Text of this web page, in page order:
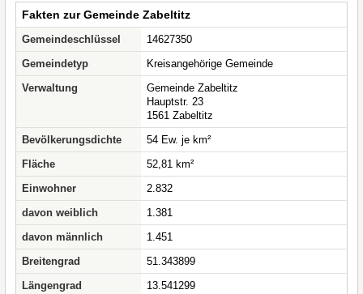
Fakten zur Gemeinde Zabeltitz
Gemeindeschlüssel
14627350
Gemeindetyp
Kreisangehörige Gemeinde
Verwaltung
Gemeinde Zabeltitz
Hauptstr. 23
1561 Zabeltitz
Bevölkerungsdichte
54 Ew. je km²
Fläche
52,81 km²
Einwohner
2.832
davon weiblich
1.381
davon männlich
1.451
Breitengrad
51.343899
Längengrad
13.541299